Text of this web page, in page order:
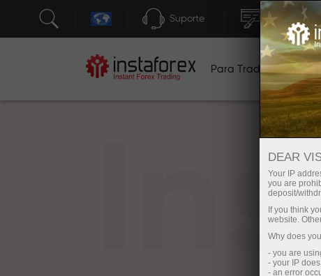
Suporte Abertura
Para Traders
DEAR
Your IP
you are
deposit/
If you think
website.
Why does
- you are
- your IP
- an error